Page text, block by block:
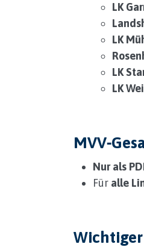
LK
LK
LK
LK
Nur als
Für alle